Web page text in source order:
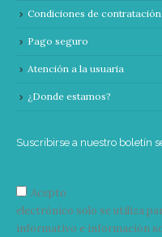
Condiciones de contratación
Pago seguro
Atención a la usuaria
¿Donde estamos?
Suscribirse a nuestro boletín
Acepto
electrónico solo se utiliza
informativo e información